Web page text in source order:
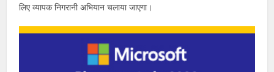
लिए व्यापक निगरानी अभियान चलाया जाएगा।